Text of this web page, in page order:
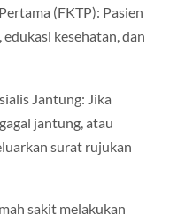
(FKTP): Pasien
kesehatan, dan
Jantung: Jika
jantung, atau
surat rujukan
sakit melakukan